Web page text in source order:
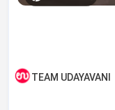
TEAM UDAYAVANI